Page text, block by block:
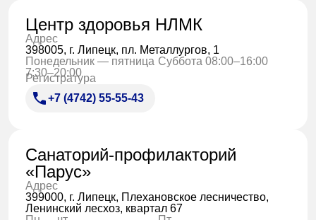
Центр здоровья НЛМК
Адрес
398005, г. Липецк, пл. Металлургов, 1
Понедельник — пятница
7:30–20:00
Суббота 08:00–16:00
Регистратура
+7 (4742) 55-55-43
Санаторий-профилакторий
«Парус»
Адрес
399000, г. Липецк, Плехановское лесничество,
Ленинский лесхоз, квартал 67